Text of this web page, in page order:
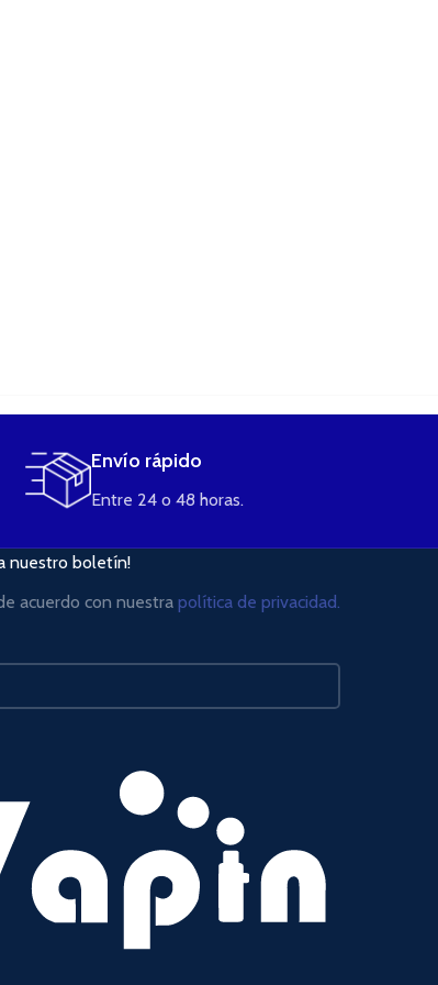
Envío rápido
Entre 24 o 48 horas.
nuestro boletín!
acuerdo con nuestra política de privacidad.